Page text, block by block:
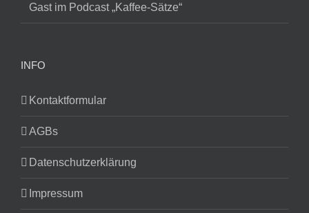
Gast im Podcast „Kaffee-Sätze“
INFO
Kontaktformular
AGBs
Datenschutzerklärung
Impressum